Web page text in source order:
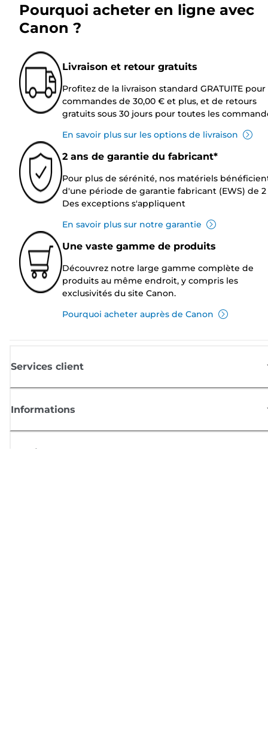
Pourquoi acheter en ligne avec
Canon ?
Livraison et retour gratuits
Profitez de la livraison standard GRATUITE pour
commandes de 30,00 € et plus, et de retours
gratuits sous 30 jours pour toutes les
En savoir plus sur les options de livraison
2 ans de garantie du fabricant*
Pour plus de sérénité, nos matériels
d'une période de garantie fabricant (EWS) de 2
Des exceptions s'appliquent
En savoir plus sur notre garantie
Une vaste gamme de produits
Découvrez notre large gamme complète de
produits au même endroit, y compris les
exclusivités du site Canon.
Pourquoi acheter auprès de Canon
Services client
Informations
Boutique